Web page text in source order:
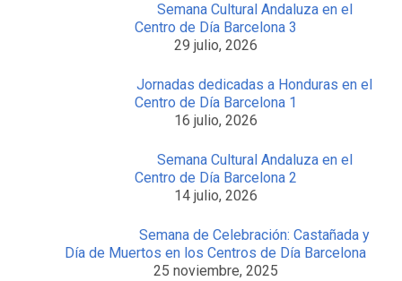
Semana Cultural Andaluza en el
Centro de Día Barcelona 3
29 julio, 2026
Jornadas dedicadas a Honduras en el
Centro de Día Barcelona 1
16 julio, 2026
Semana Cultural Andaluza en el
Centro de Día Barcelona 2
14 julio, 2026
Semana de Celebración: Castañada y
Día de Muertos en los Centros de Día Barcelona
25 noviembre, 2025